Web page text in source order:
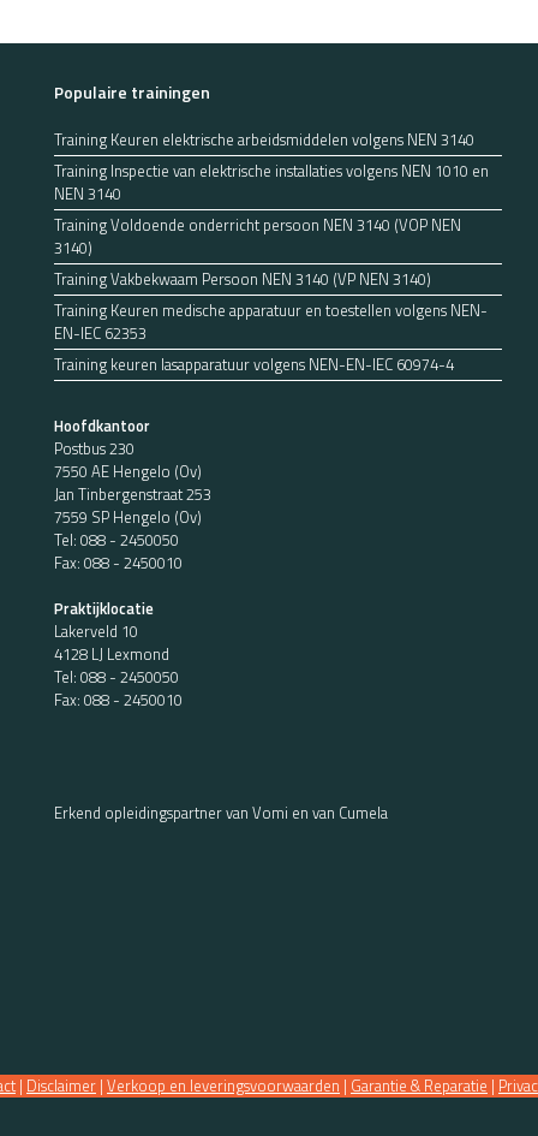
Populaire trainingen
Training Keuren elektrische arbeidsmiddelen volgens NEN 3140
Training Inspectie van elektrische installaties volgens NEN 1010 en
NEN 3140
Training Voldoende onderricht persoon NEN 3140 (VOP NEN
3140)
Training Vakbekwaam Persoon NEN 3140 (VP NEN 3140)
Training Keuren medische apparatuur en toestellen volgens NEN-
EN-IEC 62353
Training keuren lasapparatuur volgens NEN-EN-IEC 60974-4
Hoofdkantoor
Postbus 230
7550 AE Hengelo (Ov)
Jan Tinbergenstraat 253
7559 SP Hengelo (Ov)
Tel: 088 - 2450050
Fax: 088 - 2450010
Praktijklocatie
Lakerveld 10
4128 LJ Lexmond
Tel: 088 - 2450050
Fax: 088 - 2450010
Erkend opleidingspartner van Vomi en van Cumela
| Disclaimer | Verkoop en leveringsvoorwaarden | Garantie & Reparatie |